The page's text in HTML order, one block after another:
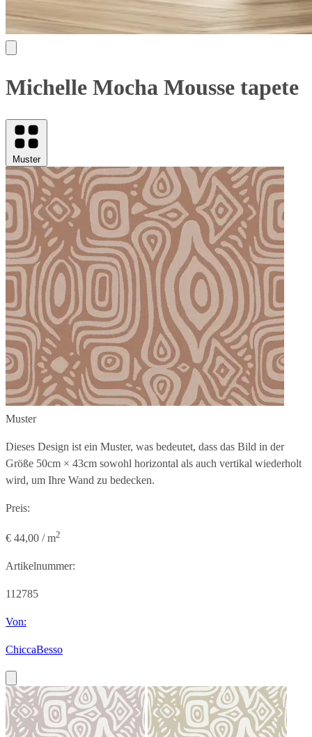
Michelle Mocha Mousse tapete
Muster
Muster
Dieses Design ist ein Muster, was bedeutet, dass das Bild in der
Größe 50cm × 43cm sowohl horizontal als auch vertikal wiederholt
wird, um Ihre Wand zu bedecken.
Preis:
€ 44,00 / m2
Artikelnummer:
112785
Von:
ChiccaBesso